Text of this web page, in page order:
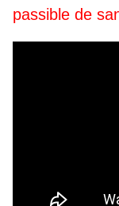
passible de